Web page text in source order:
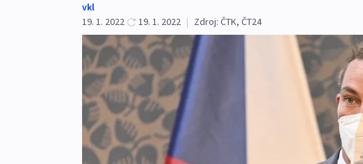
vkl
19. 1. 2022
19. 1. 2022 | Zdroj: ČTK, ČT24